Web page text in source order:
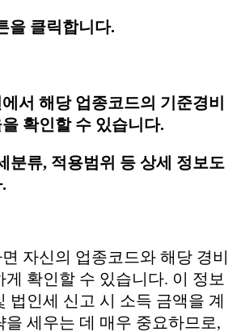
을 클릭합니다.
서 해당 업종코드의 기준경비
확인할 수 있습니다.
분류, 적용범위 등 상세 정보도
자신의 업종코드와 해당 경비
확인할 수 있습니다. 이 정보
법인세 신고 시 소득 금액을 계
을 세우는 데 매우 중요하므로,